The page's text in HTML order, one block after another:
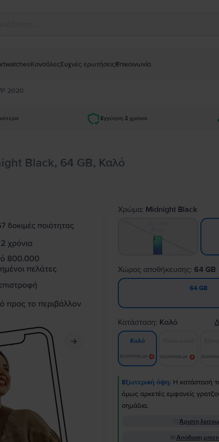
ΚονσόλεςΣυχνές ερωτήσειςΕπικοινωνία
2020
Εγγύηση 2 χρόνια
Black, 64 GB, Καλό
Χρώμα: Midnight Black
Χώρος αποθήκευσης: 64 GB
64 GB
Κατάσταση: Καλό
Καλό
Ειδοποίησε με! Ειδοποίησε με!
Εξωτερική όψη: Η κατάστασή
όμως αρκετές εμφανείς
σημάδια.
Άριστη
Απόδοση